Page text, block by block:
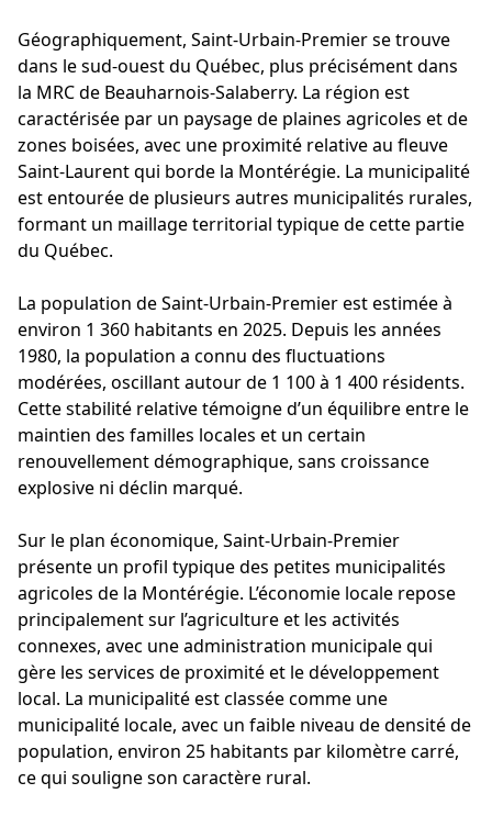
Géographiquement, Saint-Urbain-Premier se trouve
dans le sud-ouest du Québec, plus précisément dans
la MRC de Beauharnois-Salaberry. La région est
caractérisée par un paysage de plaines agricoles et de
zones boisées, avec une proximité relative au fleuve
Saint-Laurent qui borde la Montérégie. La municipalité
est entourée de plusieurs autres municipalités rurales,
formant un maillage territorial typique de cette partie
du Québec.
La population de Saint-Urbain-Premier est estimée à
environ 1 360 habitants en 2025. Depuis les années
1980, la population a connu des fluctuations
modérées, oscillant autour de 1 100 à 1 400 résidents.
Cette stabilité relative témoigne d’un équilibre entre le
maintien des familles locales et un certain
renouvellement démographique, sans croissance
explosive ni déclin marqué.
Sur le plan économique, Saint-Urbain-Premier
présente un profil typique des petites municipalités
agricoles de la Montérégie. L’économie locale repose
principalement sur l’agriculture et les activités
connexes, avec une administration municipale qui
gère les services de proximité et le développement
local. La municipalité est classée comme une
municipalité locale, avec un faible niveau de densité de
population, environ 25 habitants par kilomètre carré,
ce qui souligne son caractère rural.